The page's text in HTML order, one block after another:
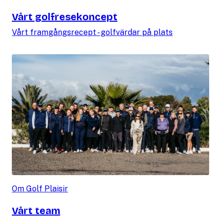
Vårt golfresekoncept
Vårt framgångsrecept - golfvärdar på plats
Om Golf Plaisir
Vårt team